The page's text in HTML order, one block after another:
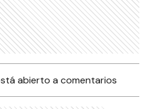
abierto a comentarios